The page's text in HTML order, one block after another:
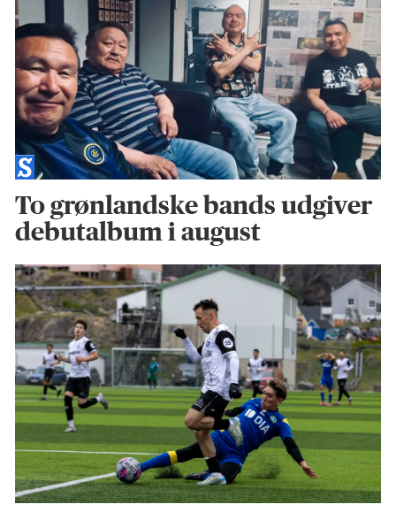
To grønlandske bands udgiver
debutalbum i august